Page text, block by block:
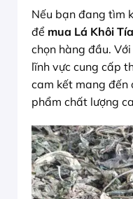
Nếu bạn đang tìm
để mua Lá Khôi
chọn hàng đầu.
lĩnh vực cung cấp
cam kết mang đến
phẩm chất lượng